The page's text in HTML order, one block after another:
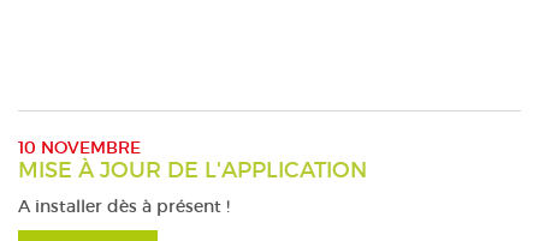
10 NOVEMBRE
MISE À JOUR DE L'APPLICATION
A installer dès à présent !